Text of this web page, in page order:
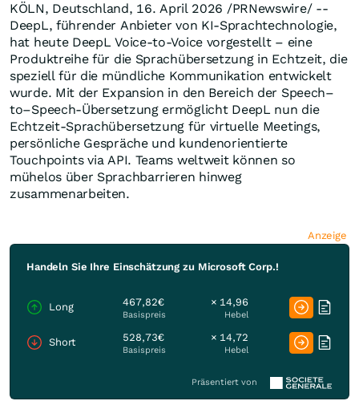
KÖLN, Deutschland, 16. April 2026 /PRNewswire/ --
DeepL, führender Anbieter von KI-Sprachtechnologie,
hat heute DeepL Voice-to-Voice vorgestellt – eine
Produktreihe für die Sprachübersetzung in Echtzeit, die
speziell für die mündliche Kommunikation entwickelt
wurde. Mit der Expansion in den Bereich der Speech–
to–Speech-Übersetzung ermöglicht DeepL nun die
Echtzeit-Sprachübersetzung für virtuelle Meetings,
persönliche Gespräche und kundenorientierte
Touchpoints via API. Teams weltweit können so
mühelos über Sprachbarrieren hinweg
zusammenarbeiten.
Anzeige
Handeln Sie Ihre Einschätzung zu Microsoft Corp.!
Long 467,82€
Basispreis
× 14,96
Hebel
Short 528,73€
Basispreis
× 14,72
Hebel
Präsentiert von